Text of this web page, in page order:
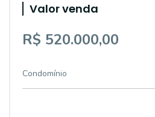
Valor venda
R$ 520.000,00
Condomínio